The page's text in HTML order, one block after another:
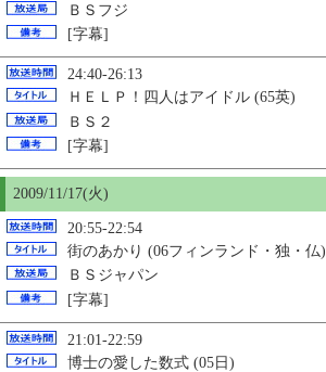
ＢＳフジ
[字幕]
24:40-26:13
ＨＥＬＰ！四人はアイドル (65英)
ＢＳ２
[字幕]
2009/11/17(火)
20:55-22:54
街のあかり (06フィンランド・独・仏)
ＢＳジャパン
[字幕]
21:01-22:59
博士の愛した数式 (05日)